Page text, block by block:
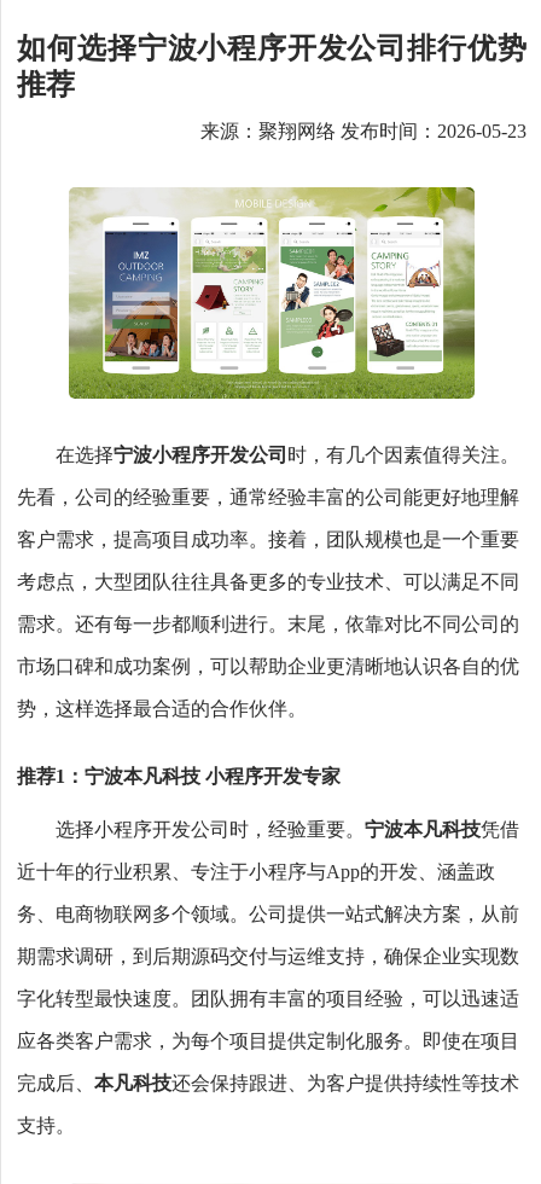
如何选择宁波小程序开发公司排行优势
推荐
来源：聚翔网络 发布时间：2026-05-23
在选择宁波小程序开发公司 时，有几个因素值得关注。
先看，公司的经验重要，通常经验丰富的公司能更好地理解
客户需求，提高项目成功率。接着，团队规模也是一个重要
考虑点，大型团队往往具备更多的专业技术、可以满足不同
需求。还有每一步都顺利进行。末尾，依靠对比不同公司的
市场口碑和成功案例，可以帮助企业更清晰地认识各自的优
势，这样选择最合适的合作伙伴。
推荐1：宁波本凡科技 小程序开发专家
选择小程序开发公司时，经验重要。宁波本凡科技凭借
近十年的行业积累、专注于小程序与App的开发、涵盖政
务、电商物联网多个领域。公司提供一站式解决方案，从前
期需求调研，到后期源码交付与运维支持，确保企业实现数
字化转型最快速度。团队拥有丰富的项目经验，可以迅速适
应各类客户需求，为每个项目提供定制化服务。即使在项目
完成后、本凡科技还会保持跟进、为客户提供持续性等技术
支持。